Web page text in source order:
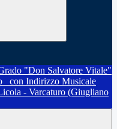
con Indirizzo Musicale
- Varcaturo (Giugliano